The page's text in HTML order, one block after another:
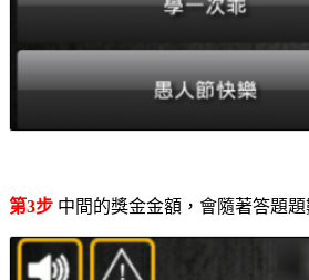
第3步 中間的獎金金額，會隨著答題題